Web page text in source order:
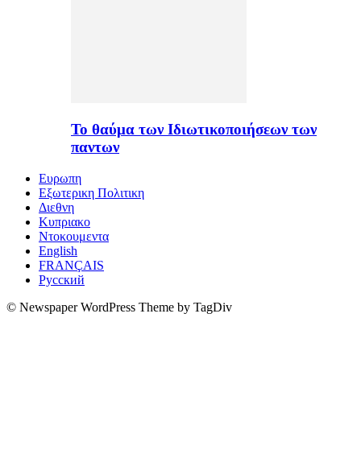
Το θαύμα των Ιδιωτικοποιήσεων των
παντων
Ευρωπη
Εξωτερικη Πολιτικη
Διεθνη
Κυπριακο
Ντοκουμεντα
English
FRANÇAIS
Русский
© Newspaper WordPress Theme by TagDiv